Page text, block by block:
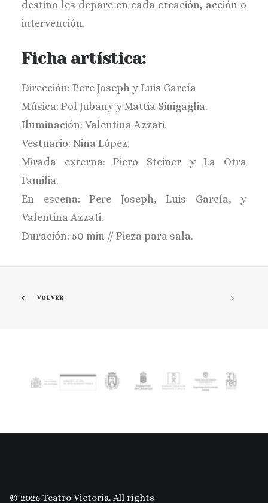
destino les depare en cada creación, acción o
intervención.
Ficha artística:
Dirección: Pere Joseph y Luis García
Música: Pol Jubany y Mattia Sinigaglia.
Iluminación: Valentina Azzati.
Vestuario: Nina López.
Mirada externa: Piero Steiner y La Otra
Familia.
En escena: Pere Joseph, Luis García, y
Valentina Azzati.
Duración: 50 min // Pieza para sala.
VOLVER
© 2026 Teatro Victoria. All rights